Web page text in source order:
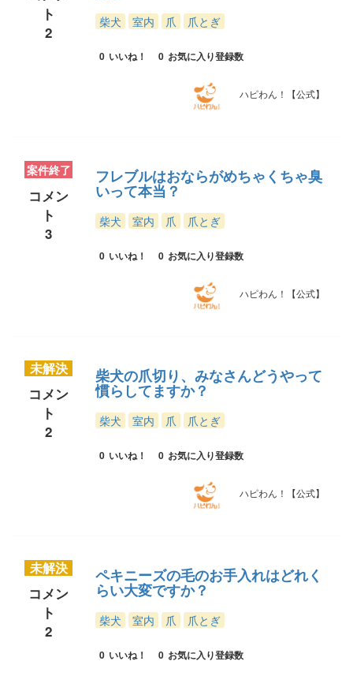
ト
2
柴犬 室内 爪 爪とぎ
0 いいね！ 0 お気に入り登録数
ハピわん！【公式】
案件終了
コメン
ト
3
フレブルはおならがめちゃくちゃ臭
いって本当？
柴犬 室内 爪 爪とぎ
0 いいね！ 0 お気に入り登録数
ハピわん！【公式】
未解決
コメン
ト
2
柴犬の爪切り、みなさんどうやって
慣らしてますか？
柴犬 室内 爪 爪とぎ
0 いいね！ 0 お気に入り登録数
ハピわん！【公式】
未解決
コメン
ト
2
ペキニーズの毛のお手入れはどれく
らい大変ですか？
柴犬 室内 爪 爪とぎ
0 いいね！ 0 お気に入り登録数